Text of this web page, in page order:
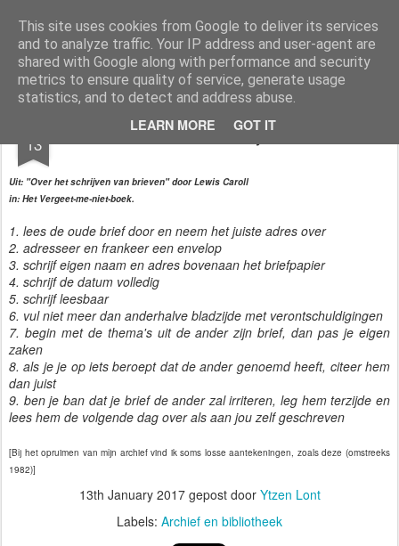
This site uses cookies from Google to deliver its services
and to analyze traffic. Your IP address and user-agent are
shared with Google along with performance and security
metrics to ensure quality of service, generate usage
statistics, and to detect and address abuse.
LEARN MORE GOT IT
Styloblog Stylo is secretariaat en tekstredactie Ytzen Lont
Pages
13 Brieven schrijven
Uit: "Over het schrijven van brieven" door Lewis Caroll
in: Het Vergeet-me-niet-boek.
1. lees de oude brief door en neem het juiste adres over
2. adresseer en frankeer een envelop
3. schrijf eigen naam en adres bovenaan het briefpapier
4. schrijf de datum volledig
5. schrijf leesbaar
6. vul niet meer dan anderhalve bladzijde met verontschuldigingen
7. begin met de thema's uit de ander zijn brief, dan pas je eigen
zaken
8. als je je op iets beroept dat de ander genoemd heeft, citeer hem
dan juist
9. ben je ban dat je brief de ander zal irriteren, leg hem terzijde en
lees hem de volgende dag over als aan jou zelf geschreven
[Bij het opruimen van mijn archief vind ik soms losse aantekeningen, zoals deze (omstreeks
1982)]
13th January 2017gepost door Ytzen Lont
Labels: Archief en bibliotheek